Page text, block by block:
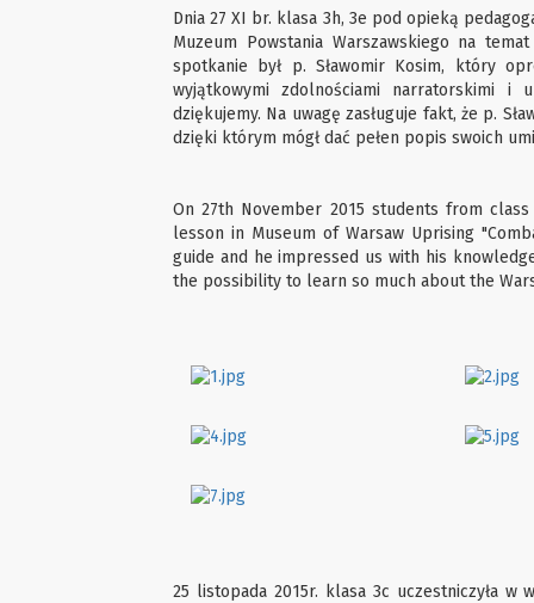
Dnia 27 XI br. klasa 3h, 3e pod opieką
Muzeum Powstania Warszawskiego na
spotkanie był p. Sławomir Kosim, który
wyjątkowymi zdolnościami narratorskimi i
dziękujemy. Na uwagę zasługuje fakt, że p.
dzięki którym mógł dać pełen popis swoich
On 27th November 2015 students from
lesson in Museum of Warsaw Uprising
guide and he impressed us with his
the possibility to learn so much about the
25 listopada 2015r. klasa 3c uczestniczyła w